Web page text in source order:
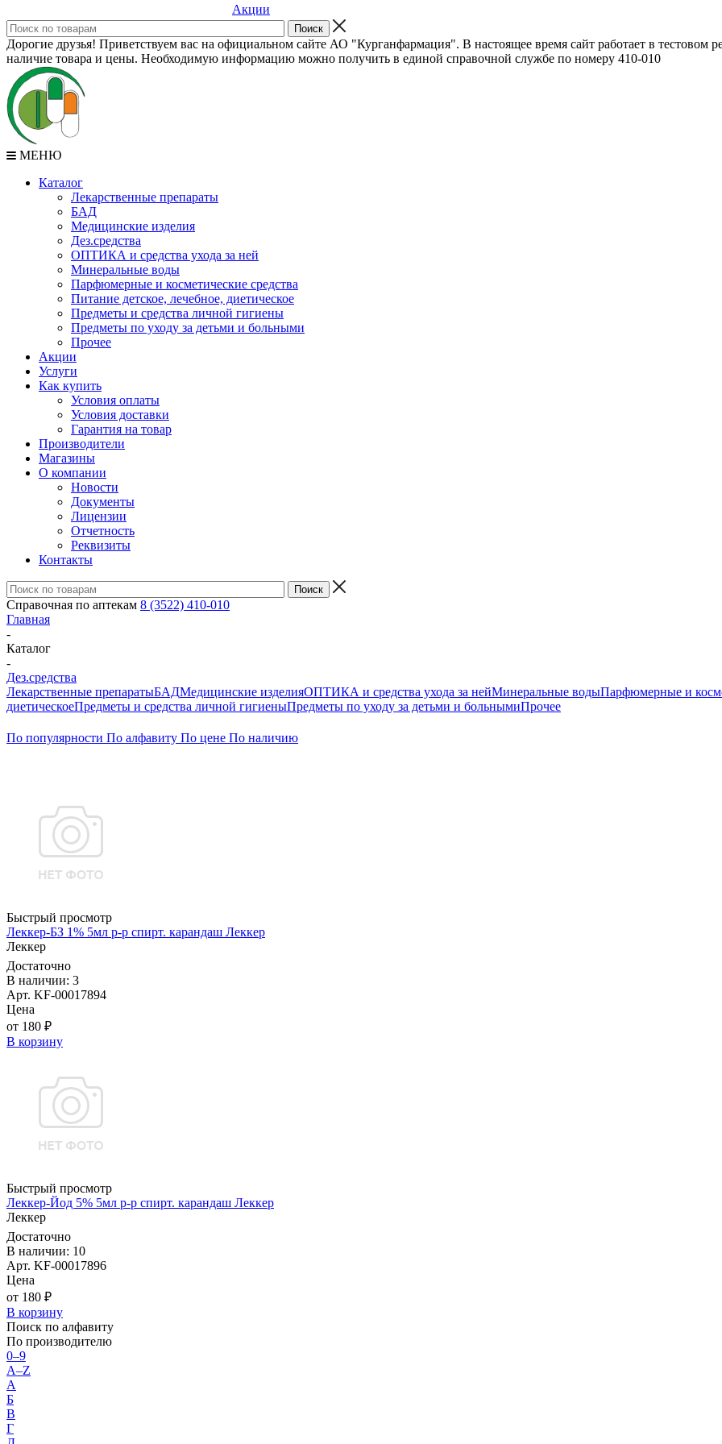
Акции
Дорогие друзья! Приветствуем вас на официальном сайте АО "Курганфармация". В настоящее время сайт работает в тестовом
наличие товара и цены. Необходимую информацию можно получить в единой справочной службе по номеру 410-010
МЕНЮ
Каталог
Лекарственные препараты
БАД
Медицинские изделия
Дез.средства
ОПТИКА и средства ухода за ней
Минеральные воды
Парфюмерные и косметические средства
Питание детское, лечебное, диетическое
Предметы и средства личной гигиены
Предметы по уходу за детьми и больными
Прочее
Акции
Услуги
Как купить
Условия оплаты
Условия доставки
Гарантия на товар
Производители
Магазины
О компании
Новости
Документы
Лицензии
Отчетность
Реквизиты
Контакты
Справочная по аптекам 8 (3522) 410-010
Главная
-
Каталог
-
Дез.средства
Лекарственные препаратыБАДМедицинские изделияОПТИКА и средства ухода за нейМинеральные водыПарфюмерные и
диетическоеПредметы и средства личной гигиеныПредметы по уходу за детьми и больнымиПрочее
По популярности По алфавиту По цене По наличию
Быстрый просмотр
Леккер-БЗ 1% 5мл р-р спирт. карандаш Леккер
Леккер
Достаточно
В наличии: 3
Арт. KF-00017894
Цена
от 180 ₽
В корзину
Быстрый просмотр
Леккер-Йод 5% 5мл р-р спирт. карандаш Леккер
Леккер
Достаточно
В наличии: 10
Арт. KF-00017896
Цена
от 180 ₽
В корзину
Поиск по алфавиту
По производителю
0–9
A–Z
А
Б
В
Г